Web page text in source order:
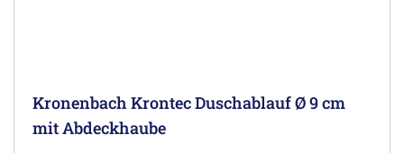
Kronenbach Krontec Duschablauf Ø 9 cm
mit Abdeckhaube